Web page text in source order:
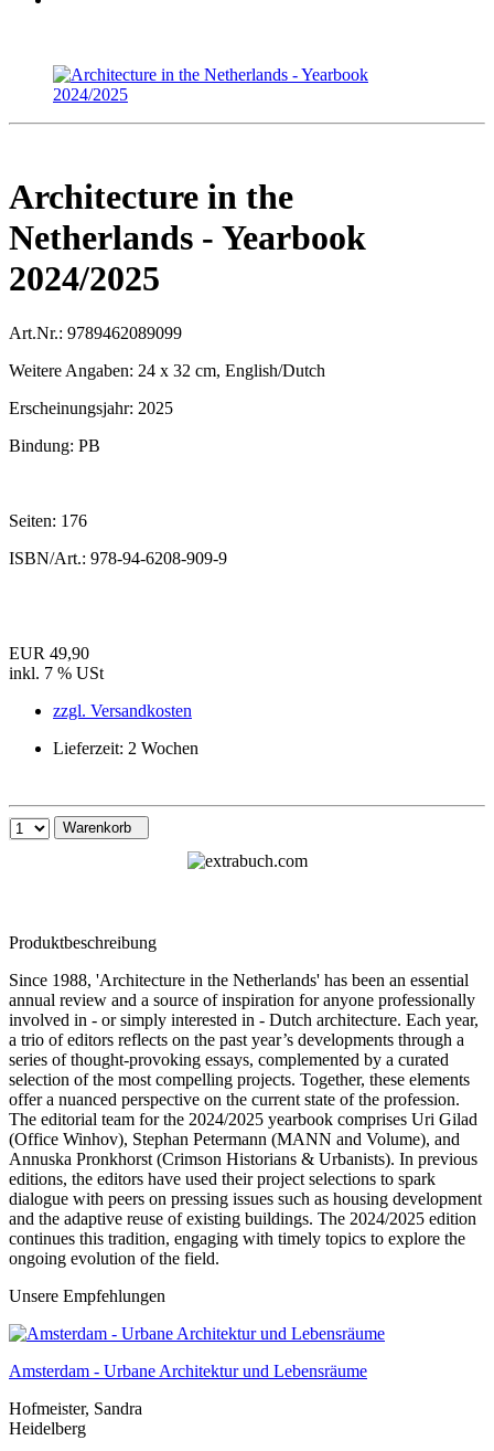
Architecture in the
Netherlands - Yearbook
2024/2025
Art.Nr.: 9789462089099
Weitere Angaben: 24 x 32 cm, English/Dutch
Erscheinungsjahr: 2025
Bindung: PB
Seiten: 176
ISBN/Art.: 978-94-6208-909-9
EUR 49,90
inkl. 7 % USt
zzgl. Versandkosten
Lieferzeit: 2 Wochen
Warenkorb
Produktbeschreibung
Since 1988, 'Architecture in the Netherlands' has been an essential
annual review and a source of inspiration for anyone professionally
involved in - or simply interested in - Dutch architecture. Each year,
a trio of editors reflects on the past year’s developments through a
series of thought-provoking essays, complemented by a curated
selection of the most compelling projects. Together, these elements
offer a nuanced perspective on the current state of the profession.
The editorial team for the 2024/2025 yearbook comprises Uri Gilad
(Office Winhov), Stephan Petermann (MANN and Volume), and
Annuska Pronkhorst (Crimson Historians & Urbanists). In previous
editions, the editors have used their project selections to spark
dialogue with peers on pressing issues such as housing development
and the adaptive reuse of existing buildings. The 2024/2025 edition
continues this tradition, engaging with timely topics to explore the
ongoing evolution of the field.
Unsere Empfehlungen
Amsterdam - Urbane Architektur und Lebensräume
Hofmeister, Sandra
Heidelberg